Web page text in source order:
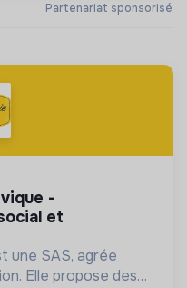
Partenariat sponsorisé
et
une SAS, agrée
Elle propose des